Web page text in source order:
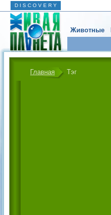
D I S C O V E R Y
Животные
Главная Тэг